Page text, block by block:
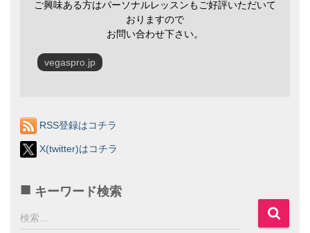
ご興味ある方はパーソナルレッスンもご好評いただいて
おりますので
お問い合わせ下さい。
vegaspro.jp
RSS登録はコチラ
X(twitter)はコチラ
キーワード検索
検
索
検索…